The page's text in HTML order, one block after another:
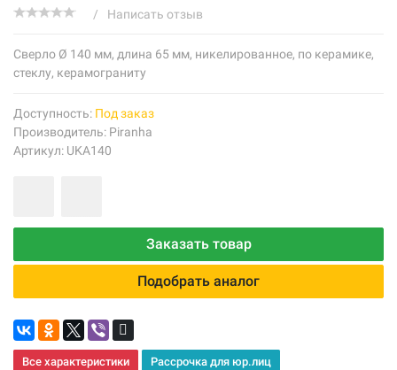
/ Написать отзыв
Cверло Ø 140 мм, длина 65 мм, никелированное, по керамике,
стеклу, керамограниту
Доступность: Под заказ
Производитель: Piranha
Артикул: UKA140
Заказать товар
Подобрать аналог
Все характеристики Рассрочка для юр.лиц